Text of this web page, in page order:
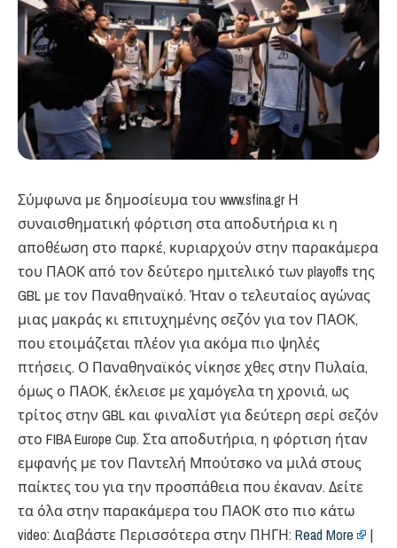
Σύμφωνα με δημοσίευμα του www.sfina.gr Η
συναισθηματική φόρτιση στα αποδυτήρια κι η
αποθέωση στο παρκέ, κυριαρχούν στην παρακάμερα
του ΠΑΟΚ από τον δεύτερο ημιτελικό των playoffs της
GBL με τον Παναθηναϊκό. Ήταν ο τελευταίος αγώνας
μιας μακράς κι επιτυχημένης σεζόν για τον ΠΑΟΚ,
που ετοιμάζεται πλέον για ακόμα πιο ψηλές
πτήσεις. Ο Παναθηναϊκός νίκησε χθες στην Πυλαία,
όμως ο ΠΑΟΚ, έκλεισε με χαμόγελα τη χρονιά, ως
τρίτος στην GBL και φιναλίστ για δεύτερη σερί σεζόν
στο FIBA Europe Cup. Στα αποδυτήρια, η φόρτιση ήταν
εμφανής με τον Παντελή Μπούτσκο να μιλά στους
παίκτες του για την προσπάθεια που έκαναν. Δείτε
τα όλα στην παρακάμερα του ΠΑΟΚ στο πιο κάτω
video: Διαβάστε Περισσότερα στην ΠΗΓΗ: Read More
|